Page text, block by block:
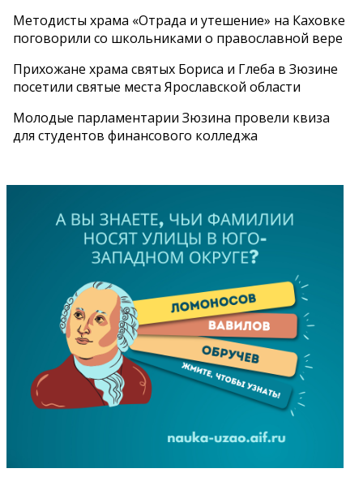
Методисты храма «Отрада и утешение» на Каховке
поговорили со школьниками о православной вере
Прихожане храма святых Бориса и Глеба в Зюзине
посетили святые места Ярославской области
Молодые парламентарии Зюзина провели квиза
для студентов финансового колледжа